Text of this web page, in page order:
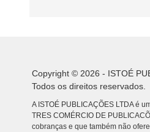
Copyright © 2026 - ISTOÉ
Todos os direitos reservados.
A ISTOÉ PUBLICAÇÕES LTDA é
TRES COMÉRCIO DE
cobranças e que também não